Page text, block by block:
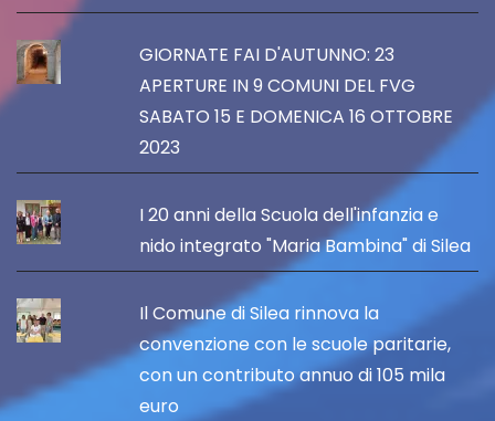
GIORNATE FAI D'AUTUNNO: 23
APERTURE IN 9 COMUNI DEL FVG
SABATO 15 E DOMENICA 16 OTTOBRE
2023
I 20 anni della Scuola dell'infanzia e
nido integrato "Maria Bambina" di Silea
Il Comune di Silea rinnova la
convenzione con le scuole paritarie,
con un contributo annuo di 105 mila
euro